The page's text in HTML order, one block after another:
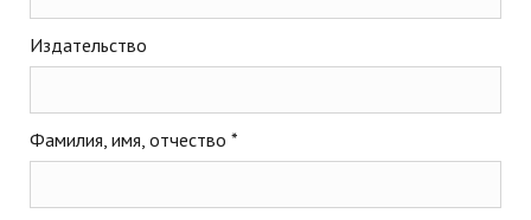
Издательство
Фамилия, имя, отчество *